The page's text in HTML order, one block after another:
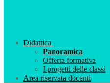
Didattica
Panoramica
Offerta formativa
I progetti delle classi
Area riservata docenti